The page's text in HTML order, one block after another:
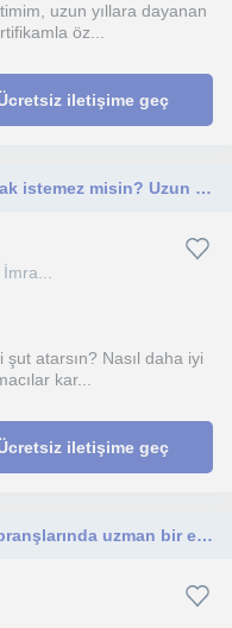
uzun yıllara dayanan
öz...
iletişime geç
Sezona daha iyi bir şekilde başlamak istemez misin? Uzun süre ileri düzeyde altyapı ve ünilig tecrübemle sana yardım etmek isterim
atarsın? Nasıl daha iyi
kar...
iletişime geç
Basketbol, atletizm ve oryantiring branşlarında uzman bir eğitmenim